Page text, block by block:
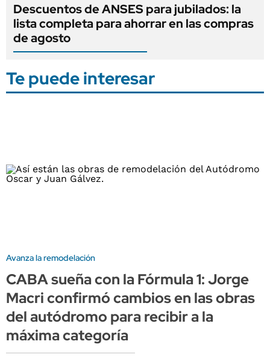
Descuentos de ANSES para jubilados: la
lista completa para ahorrar en las compras
de agosto
Te puede interesar
Avanza la remodelación
CABA sueña con la Fórmula 1: Jorge
Macri confirmó cambios en las obras
del autódromo para recibir a la
máxima categoría